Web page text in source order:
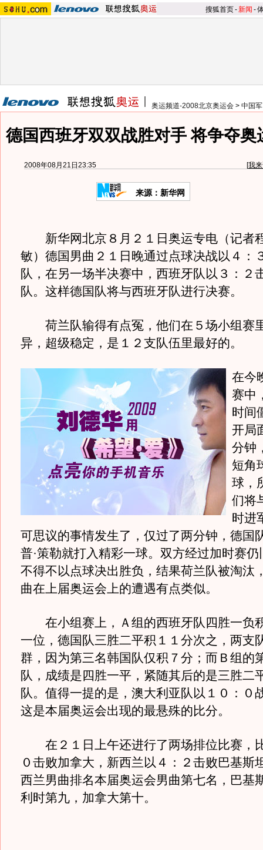
搜狐首页-新闻 -
奥运频道-2008北京奥运会 > 中国
德国西班牙双双战胜对手 将争夺奥
2008年08月21日23:35 [我
来源：新华网
新华网北京８月２１日奥运专电（记者
敏）德国男曲２１日晚通过点球决战以４：
队，在另一场半决赛中，西班牙队以３：２
队。这样德国队将与西班牙队进行决赛。
荷兰队输得有点冤，他们在５场小组赛
异，超级稳定，是１２支队伍里最好的。
在今
赛中
时间
开局
分钟
短角
球，
们将
时进
可思议的事情发生了，仅过了两分钟，德国
普·策勒就打入精彩一球。双方经过加时赛
不得不以点球决出胜负，结果荷兰队被淘汰
曲在上届奥运会上的遭遇有点类似。
在小组赛上，Ａ组的西班牙队四胜一负
一位，德国队三胜二平积１１分次之，两支
群，因为第三名韩国队仅积７分；而Ｂ组的
队，成绩是四胜一平，紧随其后的是三胜二
队。值得一提的是，澳大利亚队以１０：０
这是本届奥运会出现的最悬殊的比分。
在２１日上午还进行了两场排位比赛，
０击败加拿大，新西兰以４：２击败巴基斯
西兰男曲排名本届奥运会男曲第七名，巴基
利时第九，加拿大第十。